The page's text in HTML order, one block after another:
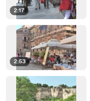
2:17
2:53